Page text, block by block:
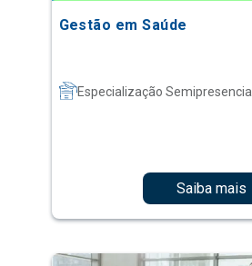
Gestão em Saúde
Especialização Semipresencial
Saiba mais